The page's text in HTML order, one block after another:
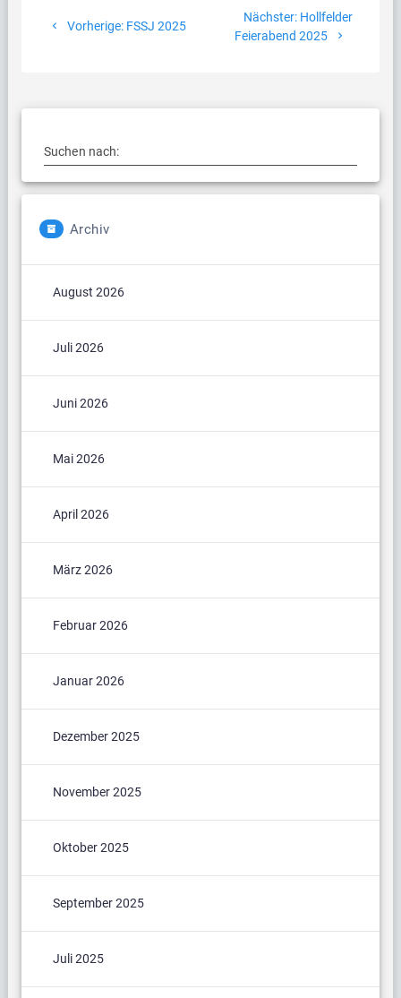
Vorherige: Vorheriger
FSSJ 2025
Nächster: Nächster
Beitrag:
Hollfelder
Feierabend 2025
Suchen nach:
Archiv
August 2026
Juli 2026
Juni 2026
Mai 2026
April 2026
März 2026
Februar 2026
Januar 2026
Dezember 2025
November 2025
Oktober 2025
September 2025
Juli 2025